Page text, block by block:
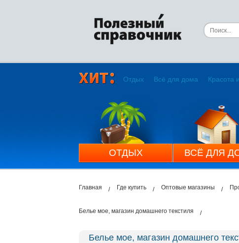
Отдых Всё для дома Красота
ОТДЫХ ВСЁ ДЛЯ
Главная Где купить Оптовые магазины
Белье мое, магазин домашнего текстиля
Белье мое, магазин домашнего